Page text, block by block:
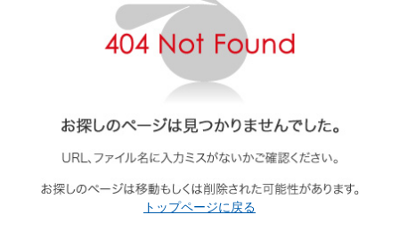
トップページに戻る